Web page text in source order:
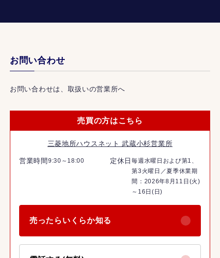
お問い合わせ
お問い合わせは、取扱いの営業所へ
売買の方はこちら
三菱地所ハウスネット 武蔵小杉営業所
営業時間 9:30～18:00 定休日毎週水曜日および第1、
第3火曜日／夏季休業期
間：2026年8月11日(火)
～16日(日)
売ったらいくらか知る